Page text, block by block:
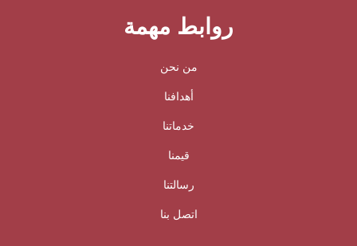
روابط مهمة
من نحن
أهدافنا
خدماتنا
قيمنا
رسالتنا
اتصل بنا